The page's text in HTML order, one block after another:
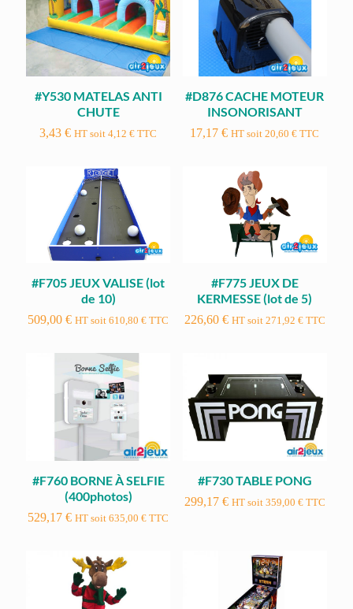
#Y530 MATELAS ANTI
CHUTE
3,43€ HT soit4,12€ TTC
#D876 CACHE MOTEUR
INSONORISANT
17,17€ HT soit20,60€ TTC
#F705 JEUX VALISE (lot
de 10)
509,00€ HT soit610,80€ TTC
#F775 JEUX DE
KERMESSE (lot de 5)
226,60 € HT soit 271,92 €TTC
#F760 BORNE À SELFIE
(400photos)
529,17€ HT soit635,00€ TTC
#F730 TABLE PONG
299,17 € HT soit 359,00 €TTC